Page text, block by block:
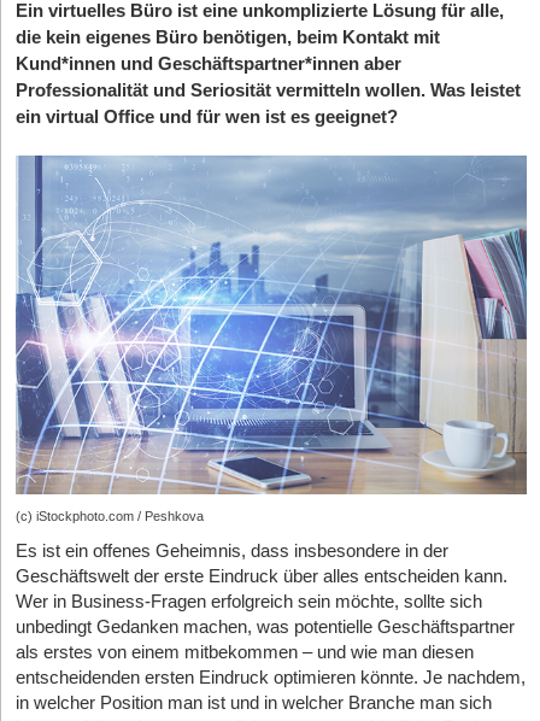
Ein virtuelles Büro ist eine unkomplizierte Lösung für alle,
die kein eigenes Büro benötigen, beim Kontakt mit
Kund*innen und Geschäftspartner*innen aber
Professionalität und Seriosität vermitteln wollen. Was leistet
ein virtual Office und für wen ist es geeignet?
(c) iStockphoto.com / Peshkova
Es ist ein offenes Geheimnis, dass insbesondere in der
Geschäftswelt der erste Eindruck über alles entscheiden kann.
Wer in Business-Fragen erfolgreich sein möchte, sollte sich
unbedingt Gedanken machen, was potentielle Geschäftspartner
als erstes von einem mitbekommen – und wie man diesen
entscheidenden ersten Eindruck optimieren könnte. Je nachdem,
in welcher Position man ist und in welcher Branche man sich